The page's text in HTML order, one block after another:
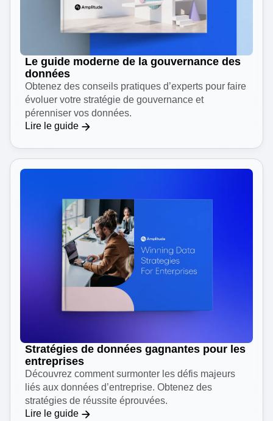
Le guide moderne de la gouvernance des
données
Obtenez des conseils pratiques d’experts pour faire
évoluer votre stratégie de gouvernance et
pérenniser vos données.
Lire le guide
Stratégies de données gagnantes pour les
entreprises
Découvrez comment surmonter les défis majeurs
liés aux données d’entreprise. Obtenez des
stratégies de réussite éprouvées.
Lire le guide